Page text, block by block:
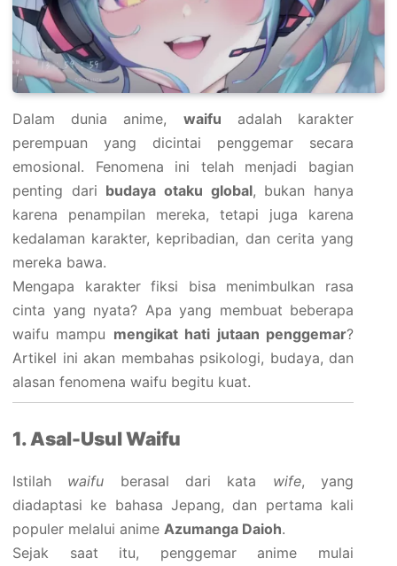
Dalam dunia anime, waifu adalah karakter
perempuan yang dicintai penggemar secara
emosional. Fenomena ini telah menjadi bagian
penting dari budaya otaku global, bukan hanya
karena penampilan mereka, tetapi juga karena
kedalaman karakter, kepribadian, dan cerita yang
mereka bawa.
Mengapa karakter fiksi bisa menimbulkan rasa
cinta yang nyata? Apa yang membuat beberapa
waifu mampu mengikat hati jutaan penggemar?
Artikel ini akan membahas psikologi, budaya, dan
alasan fenomena waifu begitu kuat.
1. Asal-Usul Waifu
Istilah waifu berasal dari kata wife, yang
diadaptasi ke bahasa Jepang, dan pertama kali
populer melalui anime Azumanga Daioh.
Sejak saat itu, penggemar anime mulai